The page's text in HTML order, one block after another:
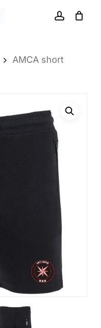
AMCA short